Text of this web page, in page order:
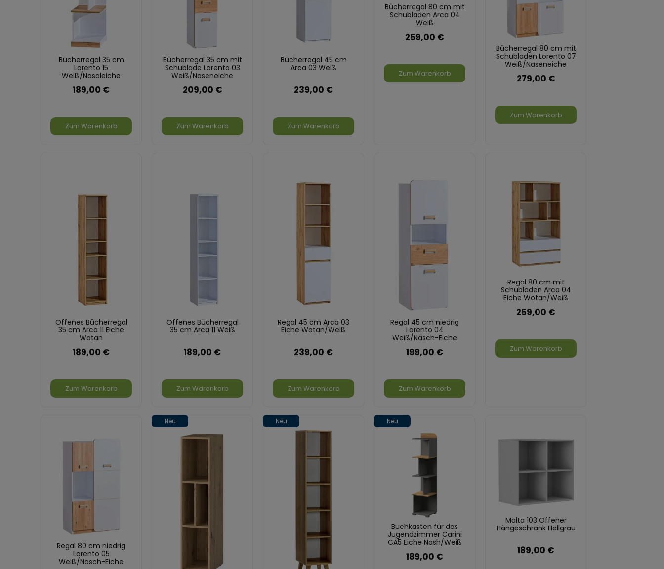
Bücherregal 35 cm
Lorento 15
Weiß/Nasaleiche
189,00 €
Zum Warenkorb
Bücherregal 35 cm mit
Schublade Lorento 03
Weiß/Naseneiche
209,00 €
Zum Warenkorb
Bücherregal 45 cm
Arca 03 Weiß
239,00 €
Zum Warenkorb
Bücherregal 80 cm mit
Schubladen Arca 04
Weiß
259,00 €
Zum Warenkorb
Bücherregal 80 cm mit
Schubladen Lorento 07
Weiß/Naseneiche
279,00 €
Zum Warenkorb
Offenes Bücherregal
35 cm Arca 11 Eiche
Wotan
189,00 €
Zum Warenkorb
Offenes Bücherregal
35 cm Arca 11 Weiß
189,00 €
Zum Warenkorb
Regal 45 cm Arca 03
Eiche Wotan/Weiß
239,00 €
Zum Warenkorb
Regal 45 cm niedrig
Lorento 04
Weiß/Nasch-Eiche
199,00 €
Zum Warenkorb
Regal 80 cm mit
Schubladen Arca 04
Eiche Wotan/Weiß
259,00 €
Zum Warenkorb
Regal 80 cm niedrig
Lorento 05
Weiß/Nasch-Eiche
Neu Neu
Buchkasten für das
Jugendzimmer Carini
CA5 Eiche Nash/Weiß
Brillant/Graphit
189,00 €
Neu
Malta 103 Offener
Hängeschrank Hellgrau
189,00 €